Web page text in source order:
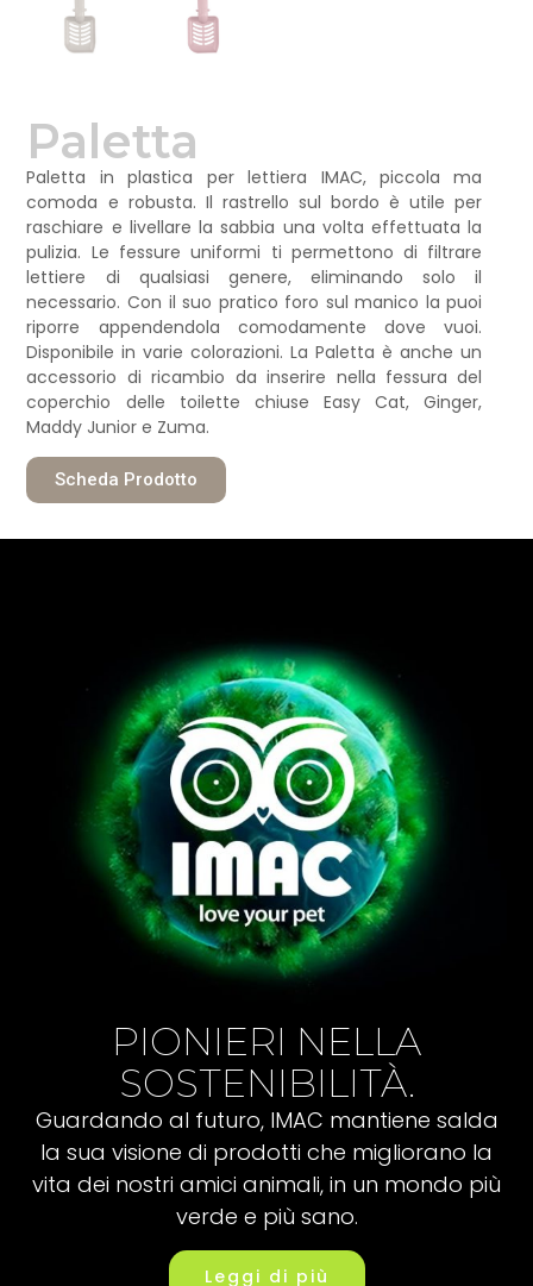
Paletta
Paletta in plastica per lettiera IMAC, piccola ma
comoda e robusta. Il rastrello sul bordo è utile per
raschiare e livellare la sabbia una volta effettuata la
pulizia. Le fessure uniformi ti permettono di filtrare
lettiere di qualsiasi genere, eliminando solo il
necessario. Con il suo pratico foro sul manico la puoi
riporre appendendola comodamente dove vuoi.
Disponibile in varie colorazioni. La Paletta è anche un
accessorio di ricambio da inserire nella fessura del
coperchio delle toilette chiuse Easy Cat, Ginger,
Maddy Junior e Zuma.
Scheda Prodotto
PIONIERI NELLA
SOSTENIBILITÀ.
Guardando al futuro, IMAC mantiene salda
la sua visione di prodotti che migliorano la
vita dei nostri amici animali, in un mondo più
verde e più sano.
Leggi di più